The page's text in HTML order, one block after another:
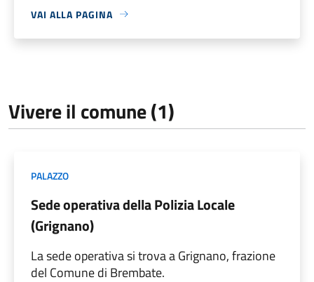
VAI ALLA PAGINA
Vivere il comune (1)
PALAZZO
Sede operativa della Polizia Locale
(Grignano)
La sede operativa si trova a Grignano, frazione
del Comune di Brembate.